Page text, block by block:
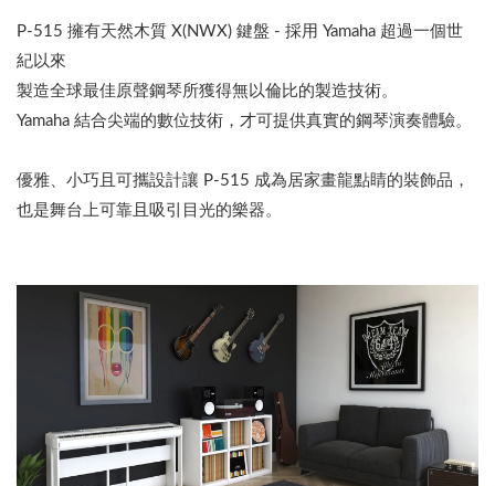
P-515 擁有天然木質 X(NWX) 鍵盤 - 採用 Yamaha 超過一個世
紀以來
製造全球最佳原聲鋼琴所獲得無以倫比的製造技術。
Yamaha 結合尖端的數位技術，才可提供真實的鋼琴演奏體驗。
優雅、小巧且可攜設計讓 P-515 成為居家畫龍點睛的裝飾品，
也是舞台上可靠且吸引目光的樂器。